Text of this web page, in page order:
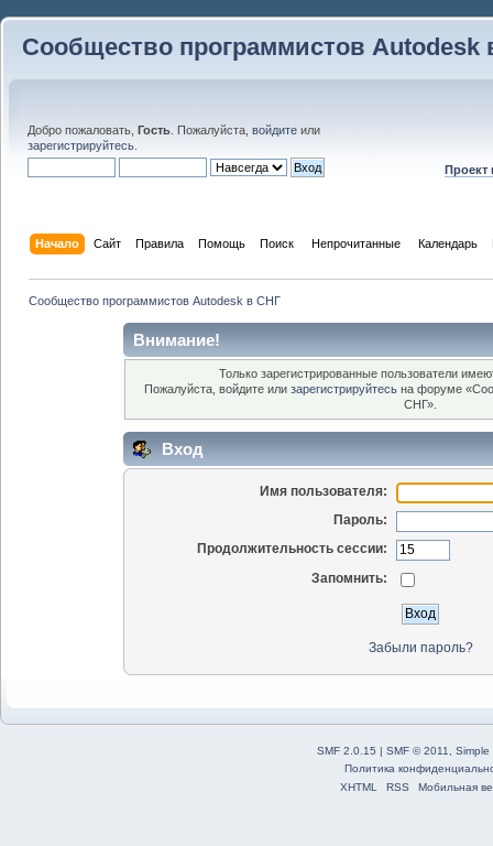
Сообщество программистов Autodesk
Добро пожаловать, Гость . Пожалуйста, войдите или
зарегистрируйтесь
Проект
Начало Сайт Правила Помощь Поиск Непрочитанные Календарь
Сообщество программистов Autodesk в СНГ
Внимание!
Только зарегистрированные пользователи
Пожалуйста, войдите или зарегистрируйтесь на форуме
СНГ».
Вход
Имя пользователя:
Пароль:
Продолжительность сессии:
Запомнить:
Забыли пароль?
SMF 2.0.15 | SMF © 2011
Simple
Политика
XHTML
RSS Мобильная